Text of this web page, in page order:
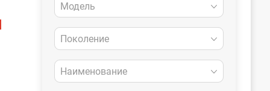
Модель
Поколение
Наименование